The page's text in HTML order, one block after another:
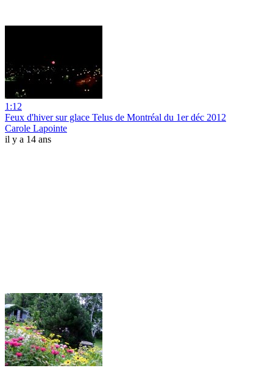
1:12
Feux d'hiver sur glace Telus de Montréal du 1er déc 2012
Carole Lapointe
il y a 14 ans